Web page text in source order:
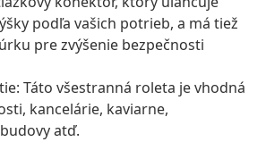
podľa vašich potrieb, a má tiež
pre zvýšenie bezpečnosti
Táto všestranná roleta je vhodná
kancelárie, kaviarne,
atď.